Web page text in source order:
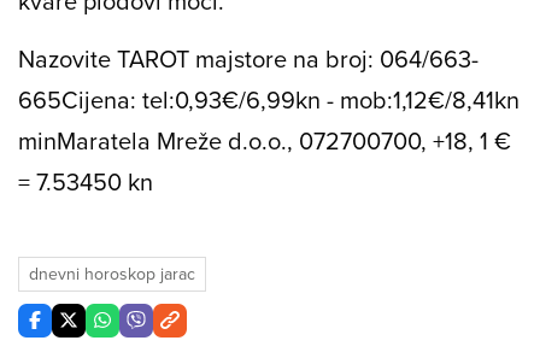
Nazovite TAROT majstore na broj: 064/663-
665Cijena: tel:0,93€/6,99kn - mob:1,12€/8,41kn
minMaratela Mreže d.o.o., 072700700, +18, 1 €
= 7.53450 kn
dnevni horoskop jarac